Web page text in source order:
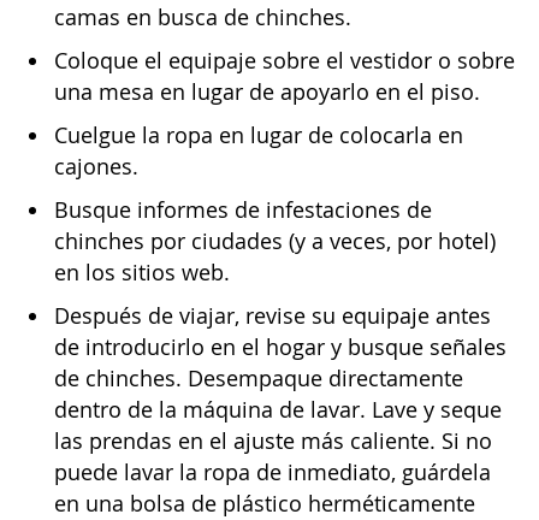
camas en busca de chinches.
Coloque el equipaje sobre el vestidor o sobre
una mesa en lugar de apoyarlo en el piso.
Cuelgue la ropa en lugar de colocarla en
cajones.
Busque informes de infestaciones de
chinches por ciudades (y a veces, por hotel)
en los sitios web.
Después de viajar, revise su equipaje antes
de introducirlo en el hogar y busque señales
de chinches. Desempaque directamente
dentro de la máquina de lavar. Lave y seque
las prendas en el ajuste más caliente. Si no
puede lavar la ropa de inmediato, guárdela
en una bolsa de plástico herméticamente